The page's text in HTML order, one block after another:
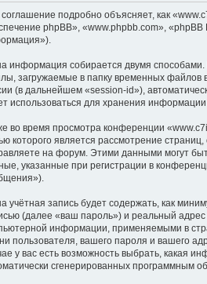
подробно объясняет, как
phpBB», «www.phpbb.com»,
информация собирается двумя
загружаемые в папку временных файлов
(в дальнейшем «session-id»),
использоваться для хранения
во время просмотра конференции
которого является рассмотрение
на форум. Этими данными могут
указанные при регистрации в
учётная запись будет содержать, как
(далее «ваш пароль») и реальный
информации, применяемыми в
пользователя, вашего пароля и вашего
у вас есть возможность выбрать, какая
сгенерированных программным